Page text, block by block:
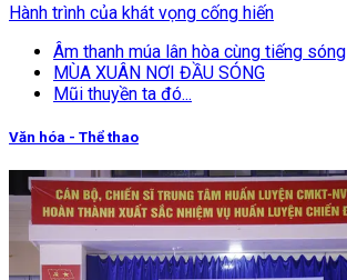
Hành trình của khát vọng cống hiến
Âm thanh múa lân hòa cùng tiếng sóng
MÙA XUÂN NƠI ĐẦU SÓNG
Mũi thuyền ta đó...
Văn hóa - Thể thao